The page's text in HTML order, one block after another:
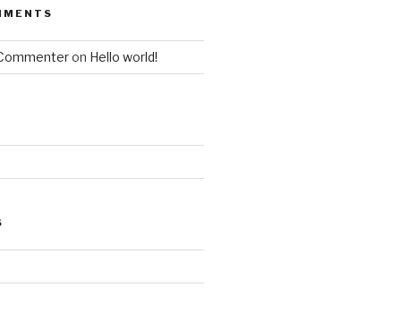
on Hello world!